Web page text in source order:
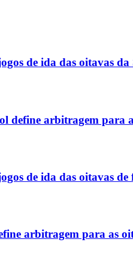
de ida das oitavas
define arbitragem para
de ida das oitavas
arbitragem para as